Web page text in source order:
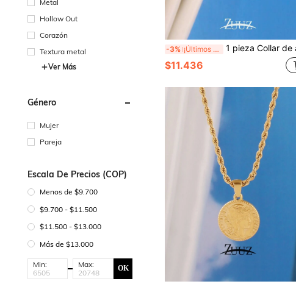
Metal
Hollow Out
Corazón
Textura metal
Ver Más
Género
Mujer
Pareja
Escala De Precios (COP)
Menos de $9.700
$9.700 - $11.500
$11.500 - $13.000
Más de $13.000
Min: Max: OK
-3% ¡Últimos 2 días 1 pieza Collar de acero inoxidable, collar colgante ovalado geométrico con esmalte azul lago, negro y blanco para mujer, regalo de joyería, adecuado
$11.436